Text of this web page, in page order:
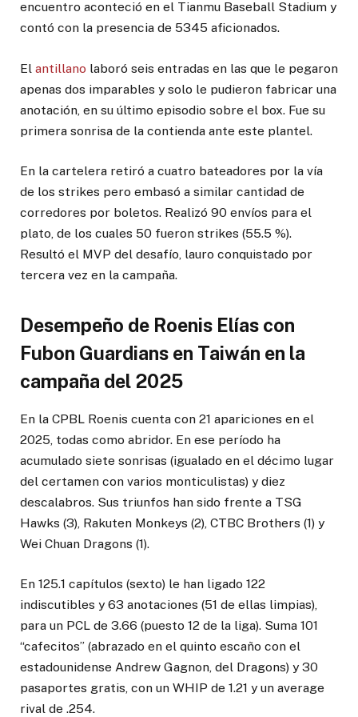
encuentro aconteció en el Tianmu Baseball Stadium y
contó con la presencia de 5345 aficionados.
El antillano laboró seis entradas en las que le pegaron
apenas dos imparables y solo le pudieron fabricar una
anotación, en su último episodio sobre el box. Fue su
primera sonrisa de la contienda ante este plantel.
En la cartelera retiró a cuatro bateadores por la vía
de los strikes pero embasó a similar cantidad de
corredores por boletos. Realizó 90 envíos para el
plato, de los cuales 50 fueron strikes (55.5 %).
Resultó el MVP del desafío, lauro conquistado por
tercera vez en la campaña.
Desempeño de Roenis Elías con
Fubon Guardians en Taiwán en la
campaña del 2025
En la CPBL Roenis cuenta con 21 apariciones en el
2025, todas como abridor. En ese período ha
acumulado siete sonrisas (igualado en el décimo lugar
del certamen con varios monticulistas) y diez
descalabros. Sus triunfos han sido frente a TSG
Hawks (3), Rakuten Monkeys (2), CTBC Brothers (1) y
Wei Chuan Dragons (1).
En 125.1 capítulos (sexto) le han ligado 122
indiscutibles y 63 anotaciones (51 de ellas limpias),
para un PCL de 3.66 (puesto 12 de la liga). Suma 101
“cafecitos” (abrazado en el quinto escaño con el
estadounidense Andrew Gagnon, del Dragons) y 30
pasaportes gratis, con un WHIP de 1.21 y un average
rival de .254.